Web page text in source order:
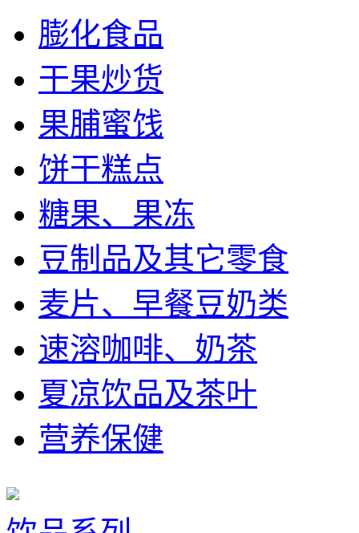
膨化食品
干果炒货
果脯蜜饯
饼干糕点
糖果、果冻
豆制品及其它零食
麦片、早餐豆奶类
速溶咖啡、奶茶
夏凉饮品及茶叶
营养保健